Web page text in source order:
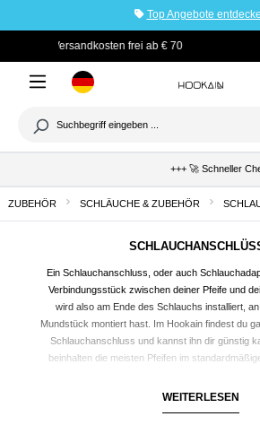
Top Angebote
PayPal Käuferschutz
+++ 🚀 Schneller
ZUBEHÖR SCHLÄUCHE & ZUBEHÖR
Ein Schlauchanschluss, oder auch
Verbindungsstück zwischen deiner Pfeife und
wird also am Ende des Schlauchs installiert,
Mundstück montiert hast. Im Hookain findest du
Schlauchanschluss und kannst ihn dir günstig
beinhalten die meisten Pfeifen im
mehreren Anschlussmöglichkeiten hast, kann es
WEITERLESEN